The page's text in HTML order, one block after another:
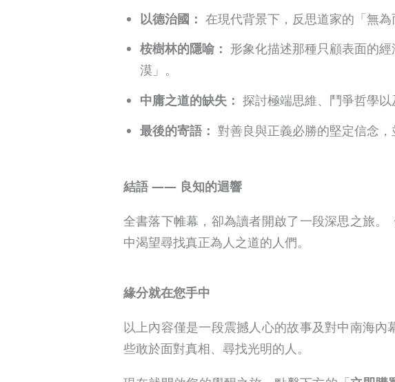
以德治國： 在現代背景下，反思道家的「無
桉樹林的隱喻： 形象化描述那種只顧表面的
漠」。
中庸之道的缺失： 探討極端思維、鬥爭哲學以
最後的寄語： 對善良與正義必勝的堅定信念
結語 —— 良知的迴響
全書落下帷幕，卻為讀者開啟了一段深思之旅。
中渴望尋找真正為人之道的人們。
緣分就在您手中
以上內容僅是一段震撼人心的故事及對中南海內
些敢於面對真相、尋找光明的人。